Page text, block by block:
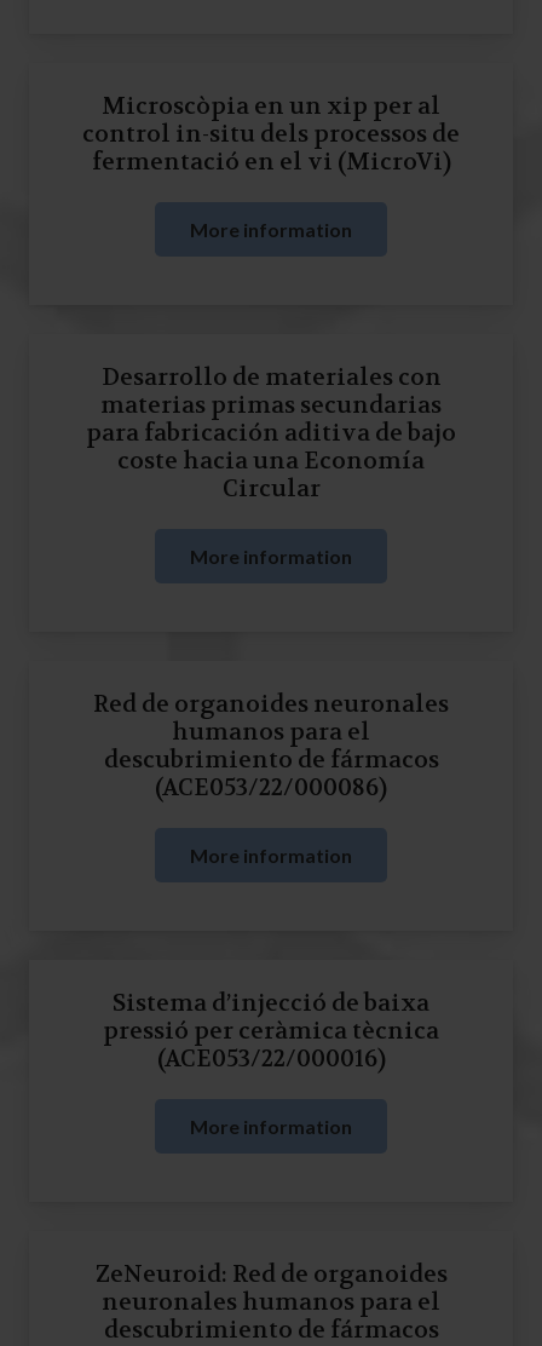
Microscòpia en un xip per al
control in-situ dels processos de
fermentació en el vi (MicroVi)
More information
Desarrollo de materiales con
materias primas secundarias
para fabricación aditiva de bajo
coste hacia una Economía
Circular
More information
Red de organoides neuronales
humanos para el
descubrimiento de fármacos
(ACE053/22/000086)
More information
Sistema d’injecció de baixa
pressió per ceràmica tècnica
(ACE053/22/000016)
More information
ZeNeuroid: Red de organoides
neuronales humanos para el
descubrimiento de fármacos